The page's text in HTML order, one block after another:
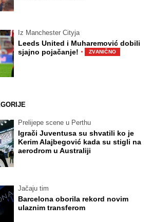
Iz Manchester Cityja
Leeds United i Muharemović dobili
sjajno pojačanje! · ZVANIČNO
Prelijepe scene u Perthu
Igrači Juventusa su shvatili ko je
Kerim Alajbegović kada su stigli na
aerodrom u Australiji
Jačaju tim
Barcelona oborila rekord novim
ulaznim transferom